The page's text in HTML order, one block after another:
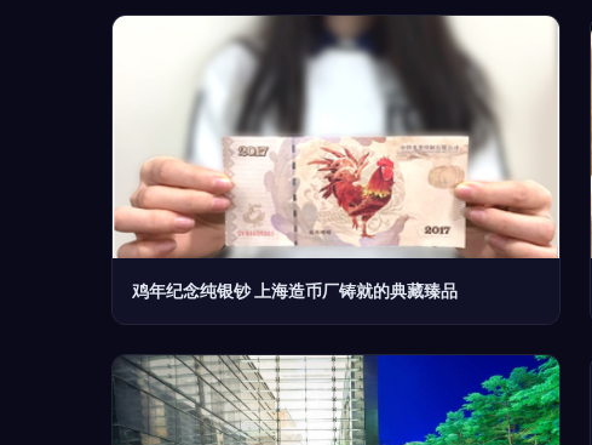
鸡年纪念纯银钞 上海造币厂铸就的典藏臻品